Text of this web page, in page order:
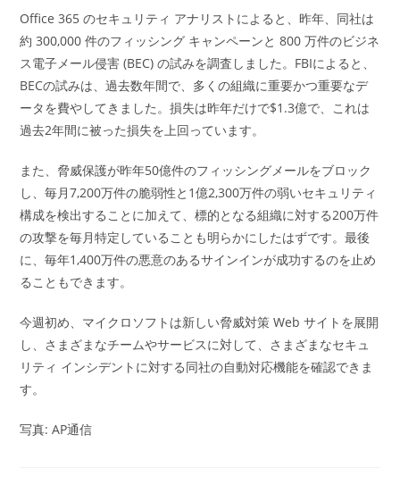
Office 365 のセキュリティ アナリストによると、昨年、同社は
約 300,000 件のフィッシング キャンペーンと 800 万件のビジネ
ス電子メール侵害 (BEC) の試みを調査しました。FBIによると、
BECの試みは、過去数年間で、多くの組織に重要かつ重要なデ
ータを費やしてきました。損失は昨年だけで$1.3億で、これは
過去2年間に被った損失を上回っています。
また、脅威保護が昨年50億件のフィッシングメールをブロック
し、毎月7,200万件の脆弱性と1億2,300万件の弱いセキュリティ
構成を検出することに加えて、標的となる組織に対する200万件
の攻撃を毎月特定していることも明らかにしたはずです。最後
に、毎年1,400万件の悪意のあるサインインが成功するのを止め
ることもできます。
今週初め、マイクロソフトは新しい脅威対策 Web サイトを展開
し、さまざまなチームやサービスに対して、さまざまなセキュ
リティ インシデントに対する同社の自動対応機能を確認できま
す。
写真: AP通信